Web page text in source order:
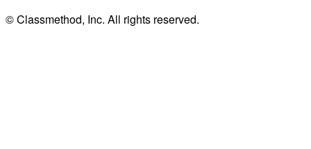
© Classmethod, Inc. All rights reserved.